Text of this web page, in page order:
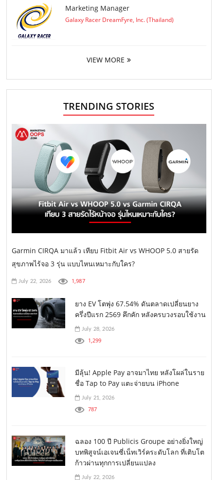
Marketing Manager
Galaxy Racer DreamFyre, Inc. (Thailand)
VIEW MORE
TRENDING STORIES
Garmin CIRQA มาแล้ว เทียบ Fitbit Air vs WHOOP 5.0 สายรัด
สุขภาพไร้จอ 3 รุ่น แบบไหนเหมาะกับใคร?
July 22, 2026 1,987
ยาง EV โตพุ่ง 67.54% ดันตลาดเปลี่ยนยาง
ครึ่งปีแรก 2569 คึกคัก หลังครบวงรอบใช้งาน
July 28, 2026
1,299
มีลุ้น! Apple Pay อาจมาไทย หลังโผล่ในราย
ชื่อ Tap to Pay แตะจ่ายบน iPhone
July 21, 2026
787
ฉลอง 100 ปี Publicis Groupe อย่างยิ่งใหญ่
บทพิสูจน์เอเจนซี่เน็ทเวิร์คระดับโลก ที่เติบโต
ก้าวผ่านทุกการเปลี่ยนแปลง
July 22, 2026